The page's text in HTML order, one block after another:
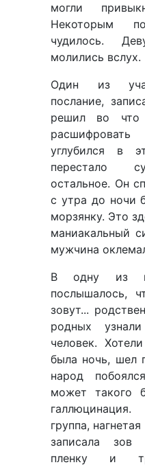
могли
Некоторым
чудилось.
молились вслух.
Один из
послание,
решил во
углубился в
перестало
остальное. Он
с утра до ночи
морзянку. Это
маниакальный
мужчина
В одну из
послышалось,
зовут...
родных
человек.
была ночь, шел
народ
может такого
группа,
записала зов
пленку и